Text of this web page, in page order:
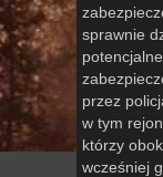
sprawnie
przez
w tym
którzy
wcześniej